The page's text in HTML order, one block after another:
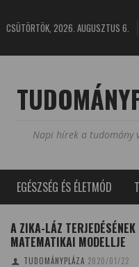
CSÜTÖRTÖK, 2026. AUGUSZTUS 6.
Napi hírek a tudomány
EGÉSZSÉG ÉS ÉLETMÓD
A ZIKA-LÁZ TERJEDÉSÉNEK
MATEMATIKAI MODELLJE
TUDOMÁNYPLÁZA 2020/01/22